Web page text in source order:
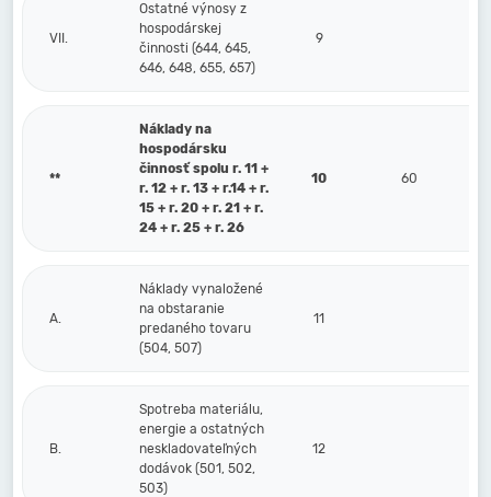
VII.
Ostatné výnosy z
hospodárskej
činnosti (644, 645,
646, 648, 655, 657)
9
**
Náklady na
hospodársku
činnosť spolu r. 11 +
r. 12 + r. 13 + r.14 + r.
15 + r. 20 + r. 21 + r.
24 + r. 25 + r. 26
10 60
A.
Náklady vynaložené
na obstaranie
predaného tovaru
(504, 507)
11
B.
Spotreba materiálu,
energie a ostatných
neskladovateľných
dodávok (501, 502,
503)
12